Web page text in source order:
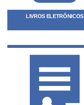
LIVROS ELETRÔNICOS